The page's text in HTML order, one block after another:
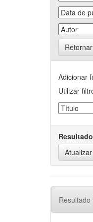
Adicionar
Utilizar
Resultado